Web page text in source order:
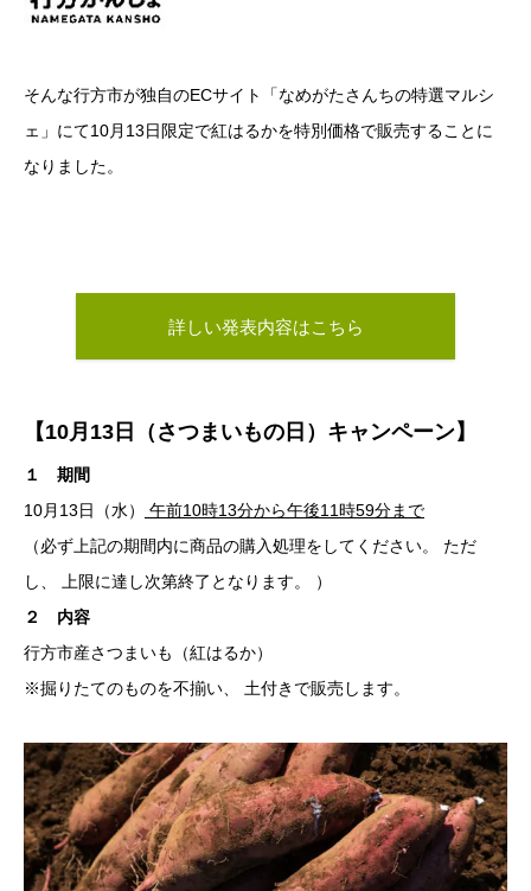
そんな行方市が独自のECサイト「なめがたさんちの特選マルシ
ェ」にて10月13日限定で紅はるかを特別価格で販売することに
なりました。
詳しい発表内容はこちら
【10月13日（さつまいもの日）キャンペーン】
１ 期間
10月13日（水）
午前10時13分から午後11時59分まで
（必ず上記の期間内に商品の購入処理をしてください。 ただ
し、 上限に達し次第終了となります。 ）
２ 内容
行方市産さつまいも（紅はるか）
※掘りたてのものを不揃い、 土付きで販売します。